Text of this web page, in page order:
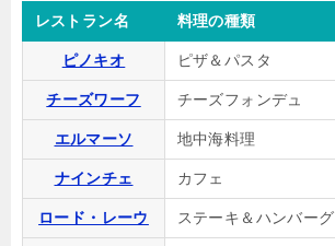
レストラン名 料理の種類
ピノキオ ピザ＆パスタ
チーズワーフ チーズフォンデュ
エルマーソ 地中海料理
ナインチェ カフェ
ロード・レーウ ステーキ＆ハンバーグ